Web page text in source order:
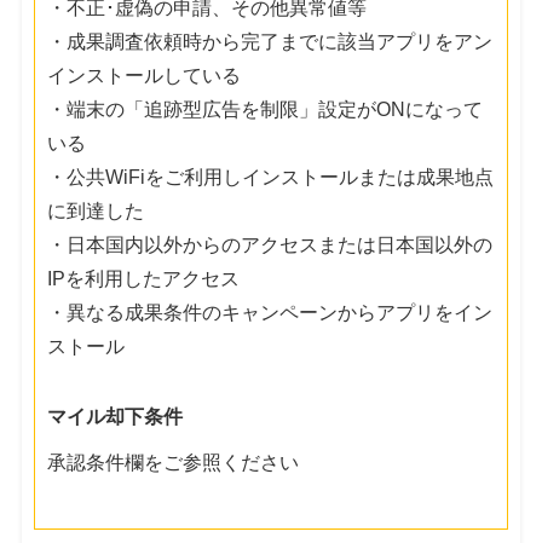
・不正･虚偽の申請、その他異常値等
・成果調査依頼時から完了までに該当アプリをアン
インストールしている
・端末の「追跡型広告を制限」設定がONになって
いる
・公共WiFiをご利用しインストールまたは成果地点
に到達した
・日本国内以外からのアクセスまたは日本国以外の
IPを利用したアクセス
・異なる成果条件のキャンペーンからアプリをイン
ストール
マイル却下条件
承認条件欄をご参照ください